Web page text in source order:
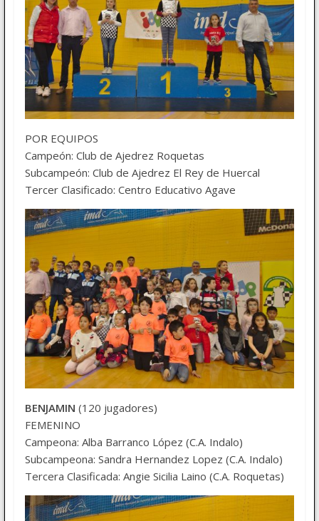
POR EQUIPOS
Campeón: Club de Ajedrez Roquetas
Subcampeón: Club de Ajedrez El Rey de Huercal
Tercer Clasificado: Centro Educativo Agave
BENJAMIN (120 jugadores)
FEMENINO
Campeona: Alba Barranco López (C.A. Indalo)
Subcampeona: Sandra Hernandez Lopez (C.A. Indalo)
Tercera Clasificada: Angie Sicilia Laino (C.A. Roquetas)